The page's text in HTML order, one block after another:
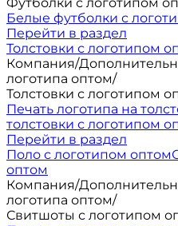
Белые футболки с
Перейти в раздел
Толстовки с логотипом
Компания/
логотипа оптом/
Толстовки с логотипом
Печать логотипа на
толстовки с логотипом
Перейти в раздел
Поло с логотипом оптом
оптом
Компания/
логотипа оптом/
Свитшоты с логотипом